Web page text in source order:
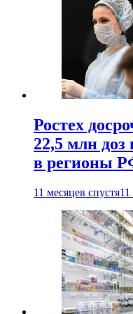
Ростех
22,5 млн
в регионы
11 месяцев спустя